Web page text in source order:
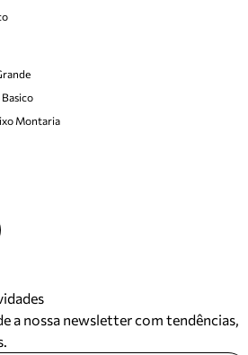
Montaria
a nossa newsletter com tendências,